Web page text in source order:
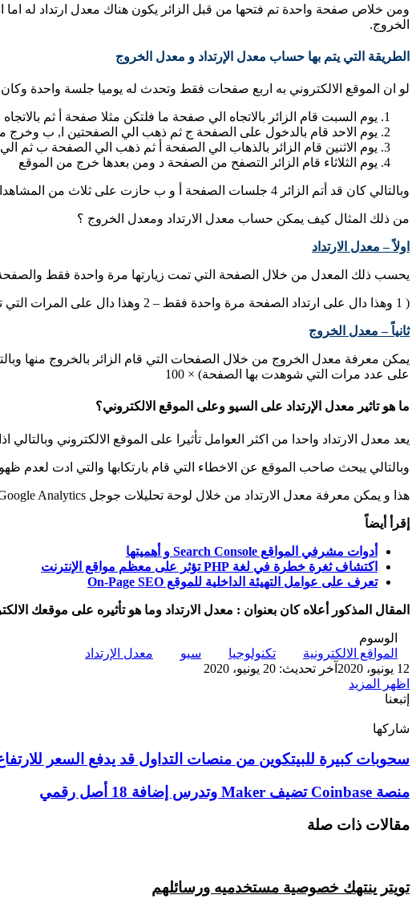
ومن خلاص صفحة واحدة تم فتحها من قبل الزائر يكون هناك معدل ارتداد له
الخروج.
الطريقة التي يتم بها حساب معدل الإرتداد و معدل الخروج
لو ان الموقع الالكتروني به اربع صفحات فقط وتحدث له يوميا جلسة واحدة وكان
يوم السبت قام الزائر بالاتجاه الي صفحة ما فلتكن مثلا صفحة أ ثم
يوم الاحد قام بالدخول على الصفحة ج ثم ذهب الي الصفحتين ا, ب وخرج
يوم الاثنين قام الزائر بالذهاب الي الصفحة أ ثم ذهب الي الصفحة ب ثم
يوم الثلاثاء قام الزائر التصفح من الصفحة د ومن بعدها خرج من الموقع
وبالتالي كان قد أتم الزائر 4 جلسات الصفحة أ و ب حازت على ثلاث من المشاهدات فقط اما بالنسبة للصفحة ج والصفحة د سجلت اثنين من المشاهدات فقط.
من ذلك المثال كيف يمكن حساب معدل الارتداد ومعدل الخروج ؟
اولاً – معدل الارتداد
يحسب ذلك المعدل من خلال الصفحة التي تمت زيارتها مرة واحدة فقط
( 1 وهذا دال على ارتداد الصفحة مرة واحدة فقط – 2 وهذا دال على المرات التي تمت فيها مشاهدة الصفحة) * 100 = 50%.
ثانياً – معدل الخروج
يمكن معرفة معدل الخروج من خلال الصفحات التي قام الزائر بالخروج منها
على عدد مرات التي شوهدت بها الصفحة) × 100
ما هو تاثير معدل الإرتداد على السيو وعلى الموقع الالكتروني؟
يعد معدل الارتداد واحدا من اكثر العوامل تأثيرا على الموقع الالكتروني
وبالتالي يبحث صاحب الموقع عن الاخطاء التي قام بارتكابها والتي ادت
هذا و يمكن معرفة معدل الارتداد من خلال لوحة تحليلات جوجل Google Analytics.
إقرأ أيضاً
أدوات مشرفي المواقع Search Console و أهميتها
اكتشاف ثغرة خطرة في لغة PHP تؤثر على معظم مواقع الإنترنت
تعرف على عوامل التهيئة الداخلية للموقع On-Page SEO
المقال المذكور أعلاه كان بعنوان : معدل الارتداد وما هو تأثيره على موقعك
الوسوم
المواقع الالكترونية
تكنولوجيا سيو
معدل الإرتداد
12 يونيو، 2020
آخر تحديث: 20 يونيو، 2020
اظهر المزيد
إتبعنا
شاركها
سحوبات
للبيتكوين
من
منصات
التداول
للارتفاع
سحوبات كبيرة للبيتكوين من منصات التداول قد يدفع السعر
منصة
تضيف
Maker
أصل
منصة Coinbase تضيف Maker وتدرس إضافة 18 أصل رقمي
مقالات ذات صلة
تويتر ينتهك خصوصية مستخدميه ورسائلهم